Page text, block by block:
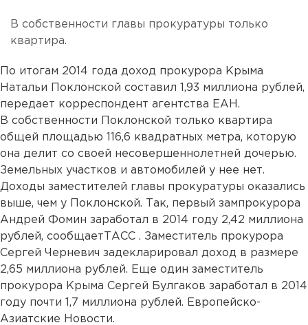
В собственности главы прокуратуры только
квартира.
По итогам 2014 года доход прокурора Крыма
Натальи Поклонской составил 1,93 миллиона рублей,
передает корреспондент агентства ЕАН.
В собственности Поклонской только квартира
общей площадью 116,6 квадратных метра, которую
она делит со своей несовершеннолетней дочерью.
Земельных участков и автомобилей у нее нет.
Доходы заместителей главы прокуратуры оказались
выше, чем у Поклонской. Так, первый зампрокурора
Андрей Фомин заработал в 2014 году 2,42 миллиона
рублей, сообщаетТАСС . Заместитель прокурора
Сергей Черневич задекларировал доход в размере
2,65 миллиона рублей. Еще один заместитель
прокурора Крыма Сергей Булгаков заработал в 2014
году почти 1,7 миллиона рублей. Европейско-
Азиатские Новости.